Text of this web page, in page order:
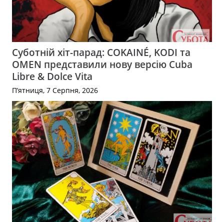
Суботній хіт-парад: COKAINÉ, KODI та
OMEN представили нову версію Cuba
Libre & Dolce Vita
П’ятниця, 7 Серпня, 2026